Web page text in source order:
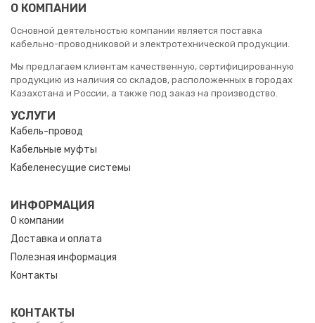
О КОМПАНИИ
Основной деятельностью компании является поставка
кабельно-проводниковой и электротехнической продукции.
Мы предлагаем клиентам качественную, сертифицированную
продукцию из наличия со складов, расположенных в городах
Казахстана и России, а также под заказ на производство.
УСЛУГИ
Кабель-провод
Кабельные муфты
Кабеленесущие системы
ИНФОРМАЦИЯ
О компании
Доставка и оплата
Полезная информация
Контакты
КОНТАКТЫ